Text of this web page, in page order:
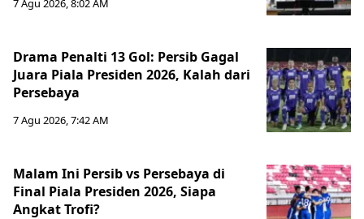
7 Agu 2026, 8:02 AM
Drama Penalti 13 Gol: Persib Gagal
Juara Piala Presiden 2026, Kalah dari
Persebaya
7 Agu 2026, 7:42 AM
Malam Ini Persib vs Persebaya di
Final Piala Presiden 2026, Siapa
Angkat Trofi?